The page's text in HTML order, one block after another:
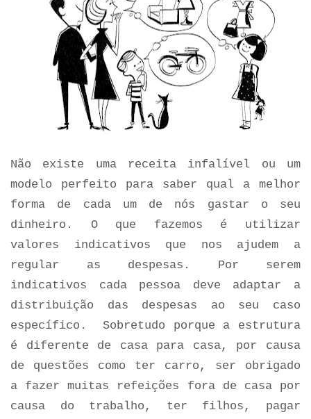
Não existe uma receita infalível ou um
modelo perfeito para saber qual a melhor
forma de cada um de nós gastar o seu
dinheiro. O que fazemos é utilizar
valores indicativos que nos ajudem a
regular as despesas. Por serem
indicativos cada pessoa deve adaptar a
distribuição das despesas ao seu caso
específico. Sobretudo porque a estrutura
é diferente de casa para casa, por causa
de questões como ter carro, ser obrigado
a fazer muitas refeições fora de casa por
causa do trabalho, ter filhos, pagar